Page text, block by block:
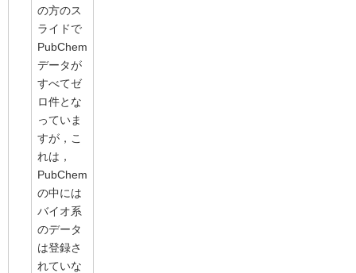
の方のス
ライドで
PubChem
データが
すべてゼ
ロ件とな
っていま
すが，こ
れは，
PubChem
の中には
バイオ系
のデータ
は登録さ
れていな